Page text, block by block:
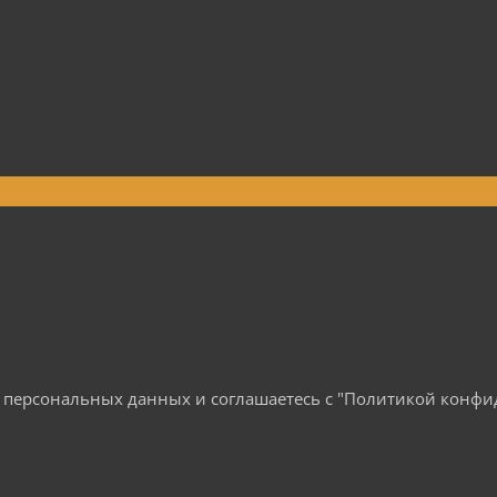
данных и соглашаетесь c "Политикой